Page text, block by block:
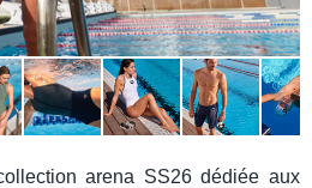
arena SS26 dédiée aux